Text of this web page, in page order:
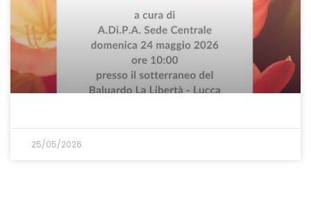
25/05/2026